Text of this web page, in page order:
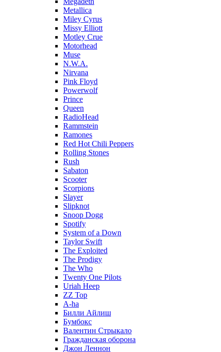
Metallica
Miley Cyrus
Missy Elliott
Motley Crue
Motorhead
Muse
N.W.A.
Nirvana
Pink Floyd
Powerwolf
Prince
Queen
RadioHead
Rammstein
Ramones
Red Hot Chili Peppers
Rolling Stones
Rush
Sabaton
Scooter
Scorpions
Slayer
Slipknot
Snoop Dogg
Spotify
System of a Down
Taylor Swift
The Exploited
The Prodigy
The Who
Twenty One Pilots
Uriah Heep
ZZ Top
А-ha
Билли Айлиш
Бумбокс
Валентин Стрыкало
Гражданская оборона
Джон Леннон